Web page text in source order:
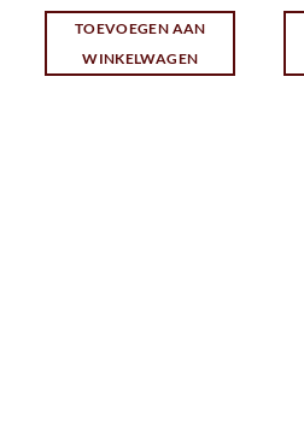
TOEVOEGEN AAN
WINKELWAGEN